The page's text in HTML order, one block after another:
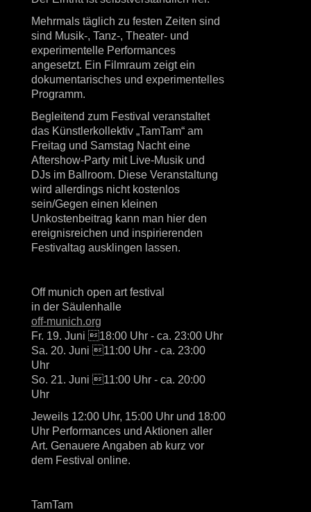
Mehrmals täglich zu festen Zeiten sind
sind Musik-, Tanz-, Theater- und
experimentelle Performances
angesetzt. Ein Filmraum zeigt ein
dokumentarisches und experimentelles
Programm.
Begleitend zum Festival veranstaltet
das Künstlerkollektiv „TamTam“ am
Freitag und Samstag Nacht eine
Aftershow-Party mit Live-Musik und
DJs im Ballroom. Diese Veranstaltung
wird allerdings nicht kostenlos
sein/Gegen einen kleinen
Unkostenbeitrag kann man hier den
ereignisreichen und inspirierenden
Festivaltag ausklingen lassen.
Off munich open art festival
in der Säulenhalle
off-munich.org
Fr. 19. Juni 18:00 Uhr - ca. 23:00 Uhr
Sa. 20. Juni 11:00 Uhr - ca. 23:00
Uhr
So. 21. Juni 11:00 Uhr - ca. 20:00
Uhr
Jeweils 12:00 Uhr, 15:00 Uhr und 18:00
Uhr Performances und Aktionen aller
Art. Genauere Angaben ab kurz vor
dem Festival online.
TamTam